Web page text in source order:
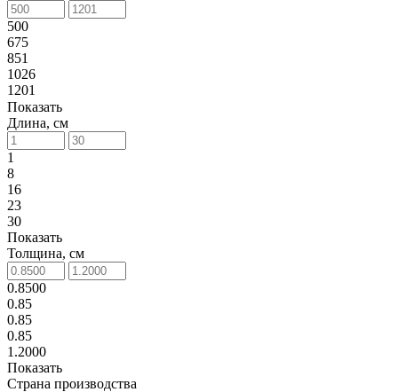
500
675
851
1026
1201
Показать
Длина, см
1
8
16
23
30
Показать
Толщина, см
0.8500
0.85
0.85
0.85
1.2000
Показать
Страна производства